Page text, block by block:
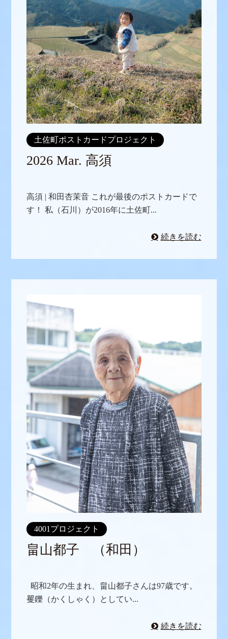
土佐町ポストカードプロジェクト
2026 Mar. 高須
高須 | 和田杏茉音 これが最後のポストカードで
す！ 私（石川）が2016年に土佐町...
続きを読む
4001プロジェクト
畠山都子 （和田）
昭和2年の生まれ、畠山都子さんは97歳です。
矍鑠（かくしゃく）としてい...
続きを読む